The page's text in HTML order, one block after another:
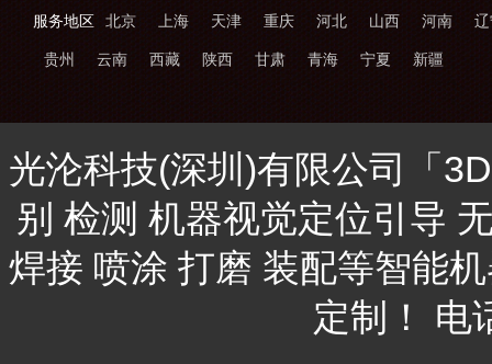
服务地区 北京 上海 天津 重庆 河北 山西 河南
贵州 云南 西藏 陕西 甘肃 青海 宁夏 新疆
光沦科技(深圳)有限公司「
别 检测 机器视觉定位引导
焊接 喷涂 打磨 装配等智能
定制！ 电